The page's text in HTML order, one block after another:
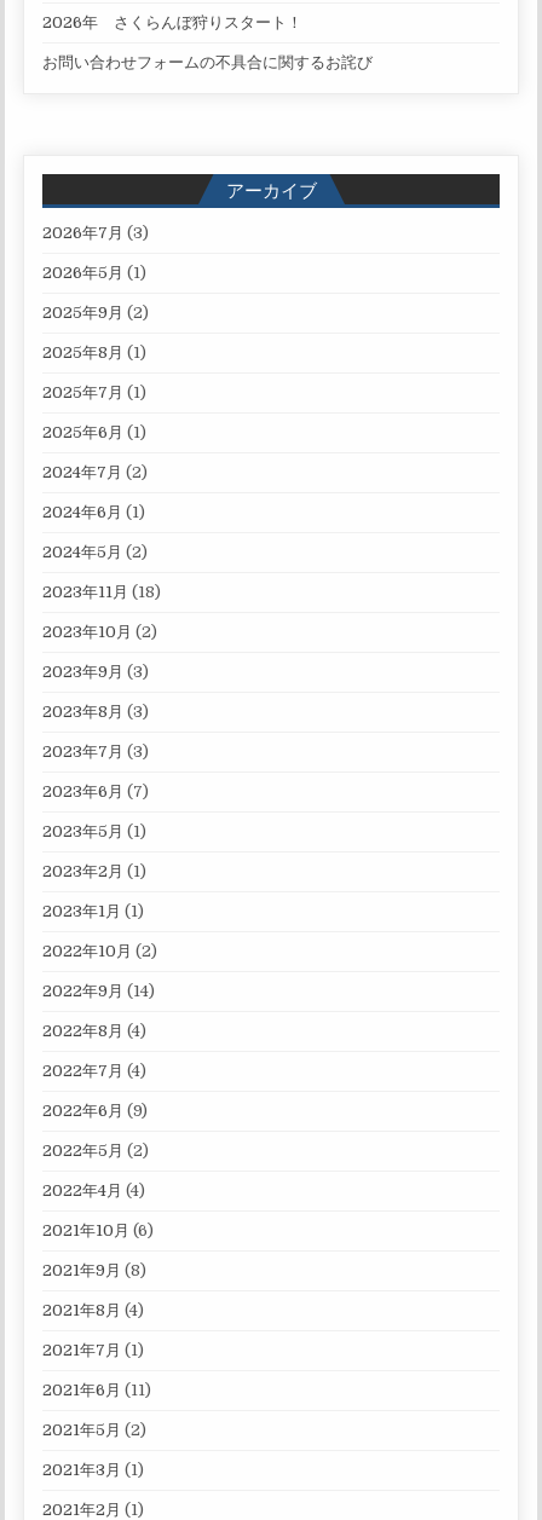
2026年 さくらんぼ狩りスタート！
お問い合わせフォームの不具合に関するお詫び
アーカイブ
2026年7月 (3)
2026年5月 (1)
2025年9月 (2)
2025年8月 (1)
2025年7月 (1)
2025年6月 (1)
2024年7月 (2)
2024年6月 (1)
2024年5月 (2)
2023年11月 (18)
2023年10月 (2)
2023年9月 (3)
2023年8月 (3)
2023年7月 (3)
2023年6月 (7)
2023年5月 (1)
2023年2月 (1)
2023年1月 (1)
2022年10月 (2)
2022年9月 (14)
2022年8月 (4)
2022年7月 (4)
2022年6月 (9)
2022年5月 (2)
2022年4月 (4)
2021年10月 (6)
2021年9月 (8)
2021年8月 (4)
2021年7月 (1)
2021年6月 (11)
2021年5月 (2)
2021年3月 (1)
2021年2月 (1)